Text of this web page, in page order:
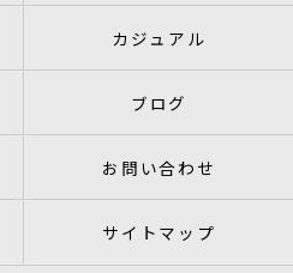
カジュアル
ブログ
お問い合わせ
サイトマップ